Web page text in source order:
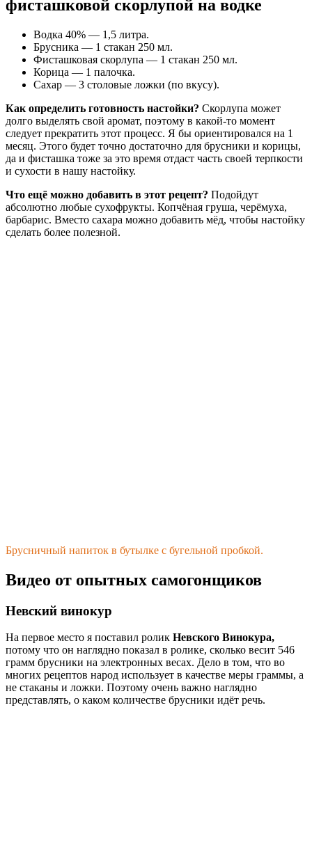
фисташковой скорлупой на водке
Водка 40% — 1,5 литра.
Брусника — 1 стакан 250 мл.
Фисташковая скорлупа — 1 стакан 250 мл.
Корица — 1 палочка.
Сахар — 3 столовые ложки (по вкусу).
Как определить готовность настойки? Скорлупа может
долго выделять свой аромат, поэтому в какой-то момент
следует прекратить этот процесс. Я бы ориентировался на 1
месяц. Этого будет точно достаточно для брусники и корицы,
да и фисташка тоже за это время отдаст часть своей терпкости
и сухости в нашу настойку.
Что ещё можно добавить в этот рецепт? Подойдут
абсолютно любые сухофрукты. Копчёная груша, черёмуха,
барбарис. Вместо сахара можно добавить мёд, чтобы настойку
сделать более полезной.
Брусничный напиток в бутылке с бугельной пробкой.
Видео от опытных самогонщиков
Невский винокур
На первое место я поставил ролик Невского Винокура,
потому что он наглядно показал в ролике, сколько весит 546
грамм брусники на электронных весах. Дело в том, что во
многих рецептов народ использует в качестве меры граммы, а
не стаканы и ложки. Поэтому очень важно наглядно
представлять, о каком количестве брусники идёт речь.